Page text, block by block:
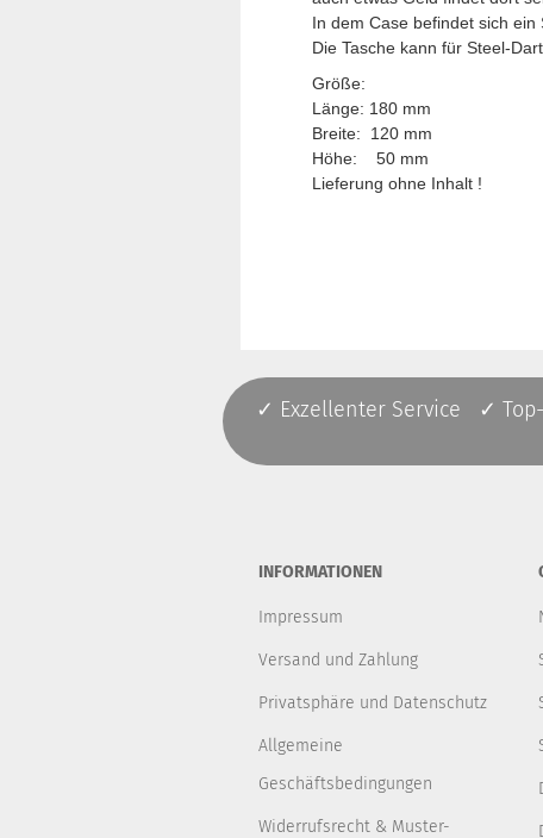
In dem Case befindet sich ein
Die Tasche kann für Steel-
Größe:
Länge: 180 mm
Breite: 120 mm
Höhe: 50 mm
Lieferung ohne Inhalt !
✓ Exzellenter Service ✓
INFORMATIONEN
Impressum
Versand und Zahlung
Privatsphäre und Datenschutz
Allgemeine
Geschäftsbedingungen
Widerrufsrecht & Muster-